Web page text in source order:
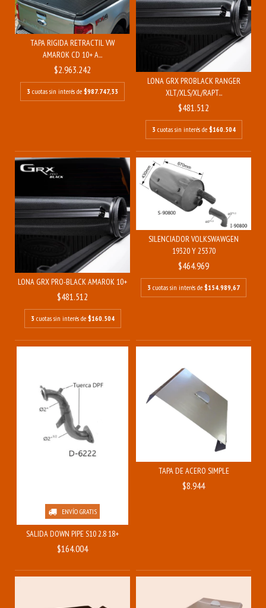
TAPA RIGIDA RETRACTIL VW
AMAROK CD 10+ A...
$2.963.242
3 cuotas sin interés de $987.747,33
LONA GRX PROBLACK RANGER
XLT/XLS/XL/RAPT...
$481.512
3 cuotas sin interés de $160.504
LONA GRX PRO-BLACK AMAROK 10+
$481.512
3 cuotas sin interés de $160.504
SILENCIADOR VOLKSWAWGEN
19320 Y 25370
$464.969
3 cuotas sin interés de $154.989,67
ENVÍO GRATIS
SALIDA DOWN PIPE S10 2.8 18+
$164.004
TAPA DE ACERO SIMPLE
$8.944